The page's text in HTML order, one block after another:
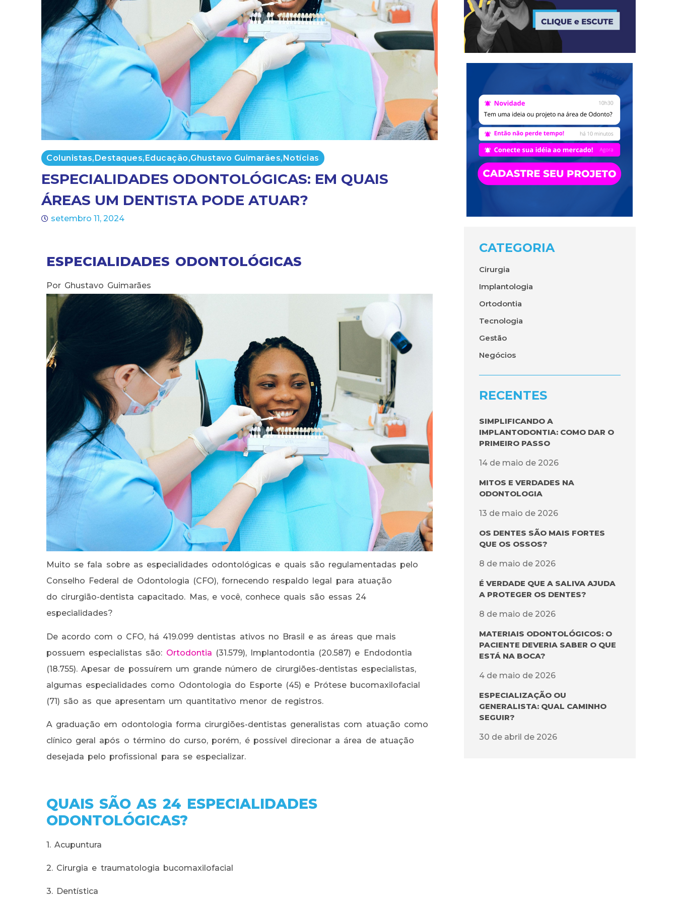
Colunistas, Destaques, Educação,Ghustavo Guimarães, Notícias
ESPECIALIDADES ODONTOLÓGICAS: EM QUAIS
ÁREAS UM DENTISTA PODE ATUAR?
setembro 11, 2024
ESPECIALIDADES ODONTOLÓGICAS
Por Ghustavo Guimarães
Muito se fala sobre as especialidades odontológicas e quais são regulamentadas pelo
Conselho Federal de Odontologia (CFO), fornecendo respaldo legal para atuação
do cirurgião-dentista capacitado. Mas, e você, conhece quais são essas 24
especialidades?
De acordo com o CFO, há 419.099 dentistas ativos no Brasil e as áreas que mais
possuem especialistas são: Ortodontia (31.579), Implantodontia (20.587) e Endodontia
(18.755). Apesar de possuírem um grande número de cirurgiões-dentistas especialistas,
algumas especialidades como Odontologia do Esporte (45) e Prótese bucomaxilofacial
(71) são as que apresentam um quantitativo menor de registros.
A graduação em odontologia forma cirurgiões-dentistas generalistas com atuação como
clínico geral após o término do curso, porém, é possível direcionar a área de atuação
desejada pelo profissional para se especializar.
QUAIS SÃO AS 24 ESPECIALIDADES
ODONTOLÓGICAS?
1. Acupuntura
2. Cirurgia e traumatologia bucomaxilofacial
3. Dentística
CATEGORIA
Cirurgia
Implantologia
Ortodontia
Tecnologia
Gestão
Negócios
RECENTES
SIMPLIFICANDO A
IMPLANTODONTIA: COMO DAR O
PRIMEIRO PASSO
14 de maio de 2026
MITOS E VERDADES NA
ODONTOLOGIA
13 de maio de 2026
OS DENTES SÃO MAIS FORTES
QUE OS OSSOS?
8 de maio de 2026
É VERDADE QUE A SALIVA AJUDA
A PROTEGER OS DENTES?
8 de maio de 2026
MATERIAIS ODONTOLÓGICOS: O
PACIENTE DEVERIA SABER O QUE
ESTÁ NA BOCA?
4 de maio de 2026
ESPECIALIZAÇÃO OU
GENERALISTA: QUAL CAMINHO
SEGUIR?
30 de abril de 2026